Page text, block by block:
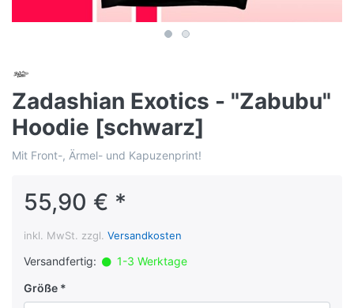
Zadashian Exotics - "Zabubu"
Hoodie [schwarz]
Mit Front-, Ärmel- und Kapuzenprint!
55,90 € *
inkl. MwSt. zzgl. Versandkosten
Versandfertig:
1-3 Werktage
Größe